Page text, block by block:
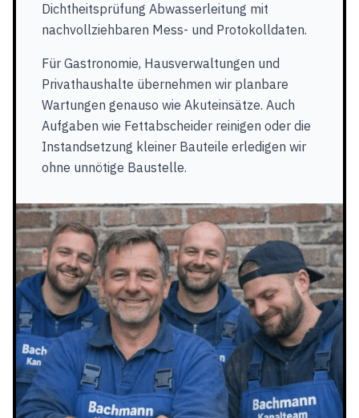
Dichtheitsprüfung Abwasserleitung mit
nachvollziehbaren Mess- und Protokolldaten.
Für Gastronomie, Hausverwaltungen und
Privathaushalte übernehmen wir planbare
Wartungen genauso wie Akuteinsätze. Auch
Aufgaben wie Fettabscheider reinigen oder die
Instandsetzung kleiner Bauteile erledigen wir
ohne unnötige Baustelle.